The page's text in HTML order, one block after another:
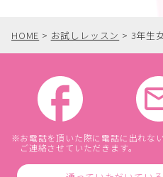
HOME > お試しレッスン > 3年生
お電話を頂いた際に電話に出れな
ご連絡させていただきます。